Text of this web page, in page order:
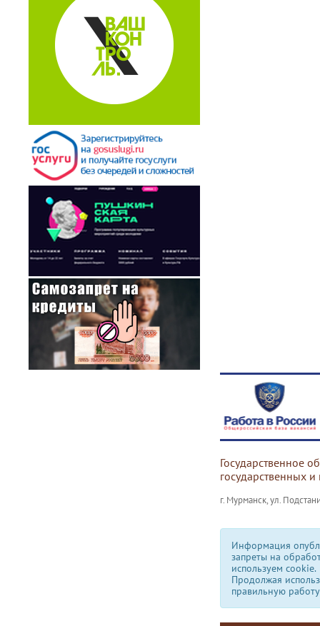
Государственное
государственных
г. Мурманск, ул.
Информация
запреты на
используем сookie.
Продолжая
правильную